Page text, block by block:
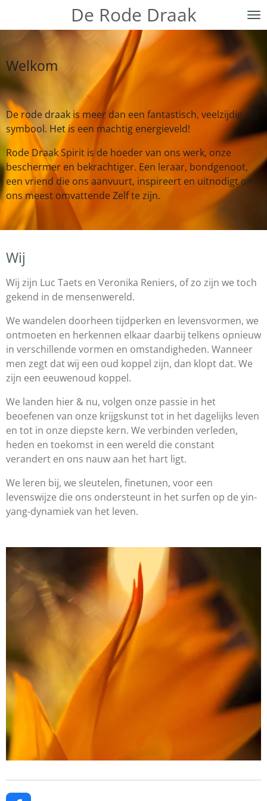
hoofdinhoud
De Rode Draak
Welkom
De rode draak is meer dan een fantastisch, veelzijdig
symbool. Het is een machtig energieveld!
Rode Draak Spirit is de hoeder van ons werk, onze
beschermer en bekrachtiger. Een leraar, bondgenoot,
een vriend die ons aanvuurt, inspireert en uitnodigt om
ons meest omvattende Zelf te zijn.
Wij
Wij zijn Luc Taets en Veronika Reniers, of zo zijn we toch
gekend in de mensenwereld.
We wandelen doorheen tijdperken en levensvormen, we
ontmoeten en herkennen elkaar daarbij telkens opnieuw
in verschillende vormen en omstandigheden. Wanneer
men zegt dat wij een oud koppel zijn, dan klopt dat. We
zijn een eeuwenoud koppel.
We landen hier & nu, volgen onze passie in het
beoefenen van onze krijgskunst tot in het dagelijks leven
en tot in onze diepste kern. We verbinden verleden,
heden en toekomst in een wereld die constant
verandert en ons nauw aan het hart ligt.
We leren bij, we sleutelen, finetunen, voor een
levenswijze die ons ondersteunt in het surfen op de yin-
yang-dynamiek van het leven.